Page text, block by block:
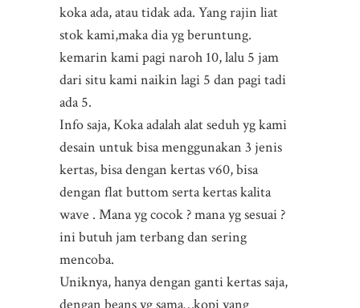
koka ada, atau tidak ada. Yang rajin liat
stok kami,maka dia yg beruntung.
kemarin kami pagi naroh 10, lalu 5 jam
dari situ kami naikin lagi 5 dan pagi tadi
ada 5.
Info saja, Koka adalah alat seduh yg kami
desain untuk bisa menggunakan 3 jenis
kertas, bisa dengan kertas v60, bisa
dengan flat buttom serta kertas kalita
wave . Mana yg cocok ? mana yg sesuai ?
ini butuh jam terbang dan sering
mencoba.
Uniknya, hanya dengan ganti kertas saja,
dengan beans yg sama…kopi yang